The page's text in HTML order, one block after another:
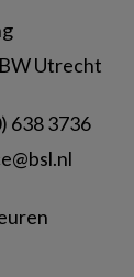
Utrecht
638 3736